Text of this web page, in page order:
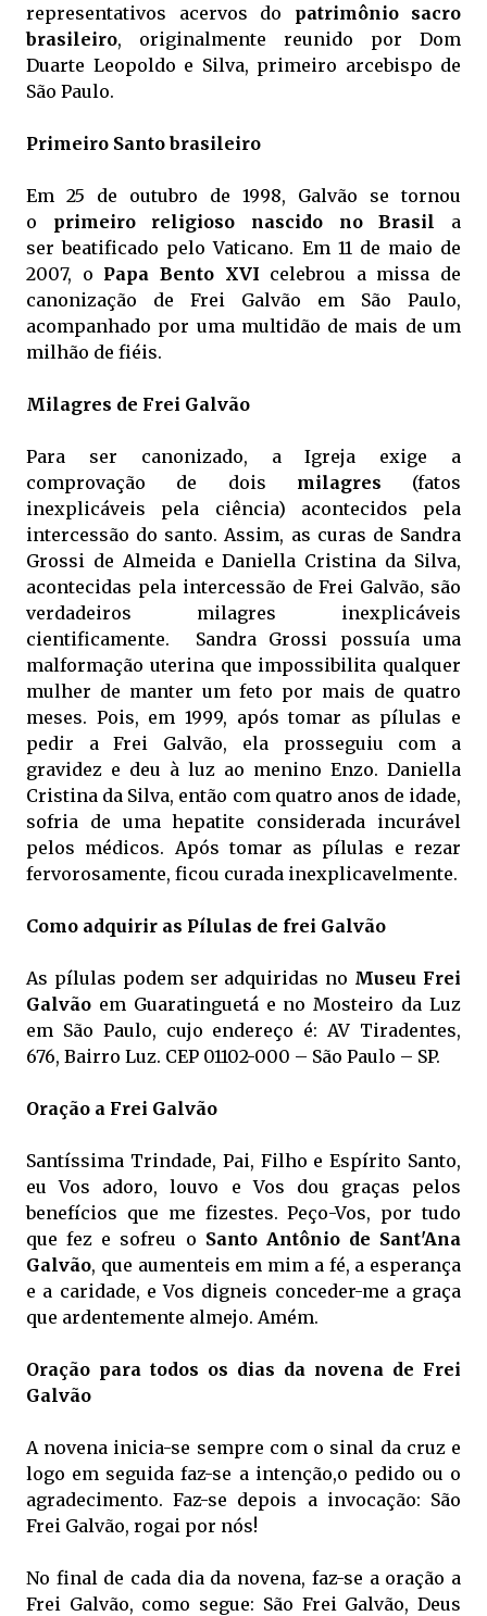
representativos acervos do patrimônio sacro
brasileiro, originalmente reunido por Dom
Duarte Leopoldo e Silva, primeiro arcebispo de
São Paulo.
Primeiro Santo brasileiro
Em 25 de outubro de 1998, Galvão se tornou
o primeiro religioso nascido no Brasil a
ser beatificado pelo Vaticano. Em 11 de maio de
2007, o Papa Bento XVI celebrou a missa de
canonização de Frei Galvão em São Paulo,
acompanhado por uma multidão de mais de um
milhão de fiéis.
Milagres de Frei Galvão
Para ser canonizado, a Igreja exige a
comprovação de dois milagres (fatos
inexplicáveis pela ciência) acontecidos pela
intercessão do santo. Assim, as curas de Sandra
Grossi de Almeida e Daniella Cristina da Silva,
acontecidas pela intercessão de Frei Galvão, são
verdadeiros milagres inexplicáveis
cientificamente. Sandra Grossi possuía uma
malformação uterina que impossibilita qualquer
mulher de manter um feto por mais de quatro
meses. Pois, em 1999, após tomar as pílulas e
pedir a Frei Galvão, ela prosseguiu com a
gravidez e deu à luz ao menino Enzo. Daniella
Cristina da Silva, então com quatro anos de idade,
sofria de uma hepatite considerada incurável
pelos médicos. Após tomar as pílulas e rezar
fervorosamente, ficou curada inexplicavelmente.
Como adquirir as Pílulas de frei Galvão
As pílulas podem ser adquiridas no Museu Frei
Galvão em Guaratinguetá e no Mosteiro da Luz
em São Paulo, cujo endereço é: AV Tiradentes,
676, Bairro Luz. CEP 01102-000 – São Paulo – SP.
Oração a Frei Galvão
Santíssima Trindade, Pai, Filho e Espírito Santo,
eu Vos adoro, louvo e Vos dou graças pelos
benefícios que me fizestes. Peço-Vos, por tudo
que fez e sofreu o Santo Antônio de Sant'Ana
Galvão, que aumenteis em mim a fé, a esperança
e a caridade, e Vos digneis conceder-me a graça
que ardentemente almejo. Amém.
Oração para todos os dias da novena de Frei
Galvão
A novena inicia-se sempre com o sinal da cruz e
logo em seguida faz-se a intenção,o pedido ou o
agradecimento. Faz-se depois a invocação: São
Frei Galvão, rogai por nós!
No final de cada dia da novena, faz-se a oração a
Frei Galvão, como segue: São Frei Galvão, Deus